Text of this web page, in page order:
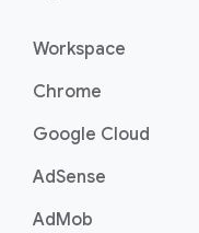
Workspace
Chrome
Google Cloud
AdSense
AdMob